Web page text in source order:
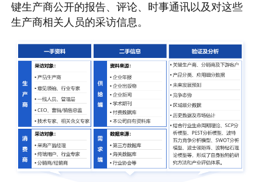
键生产商公开的报告、评论、时事通讯以及对这些
生产商相关人员的采访信息。